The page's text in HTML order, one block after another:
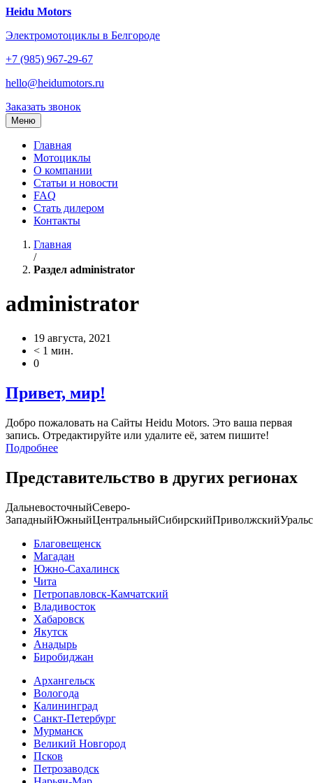
Перейти
содержанию
Heidu Motors
Электромотоциклы в Белгороде
+7 (985) 967-29-67
hello@heidumotors.ru
Заказать звонок
Меню
Главная
Мотоциклы
О компании
Статьи и новости
FAQ
Стать дилером
Контакты
Главная
/
Раздел administrator
administrator
19 августа, 2021
< 1 мин.
0
Привет, мир!
Добро пожаловать на Сайты Heidu Motors. Это ваша первая
запись. Отредактируйте или удалите её, затем пишите!
Подробнее
Представительство в других регионах
ДальневосточныйСеверо-
ЗападныйЮжныйЦентральныйСибирскийПриволжский
Благовещенск
Магадан
Южно-Сахалинск
Чита
Петропавловск-Камчатский
Владивосток
Хабаровск
Якутск
Анадырь
Биробиджан
Архангельск
Вологода
Калининград
Санкт-Петербург
Мурманск
Великий Новгород
Псков
Петрозаводск